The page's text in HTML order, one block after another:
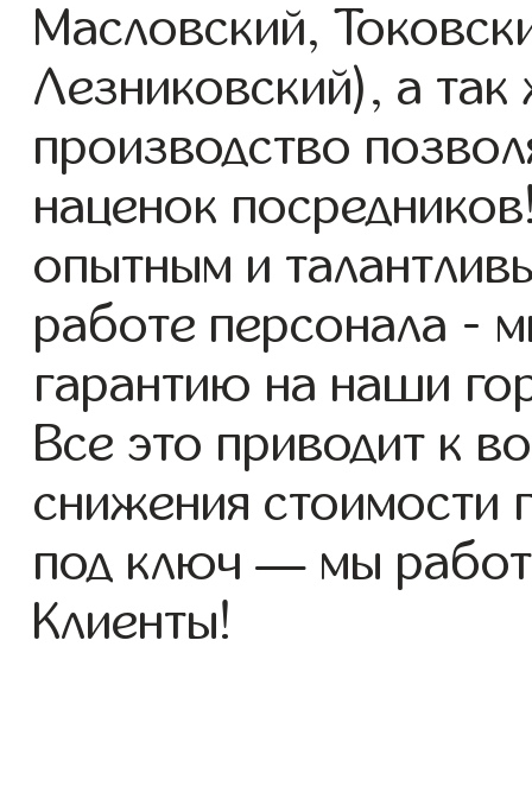
Масловский,
Лезниковский), а
производство
наценок
опытным и
работе персонала -
гарантию на наши
Все это приводит к
снижения стоимости
под ключ — мы
Клиенты!